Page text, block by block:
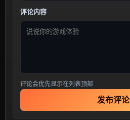
评论内容
评论会优先显示在列表顶部
发布评论